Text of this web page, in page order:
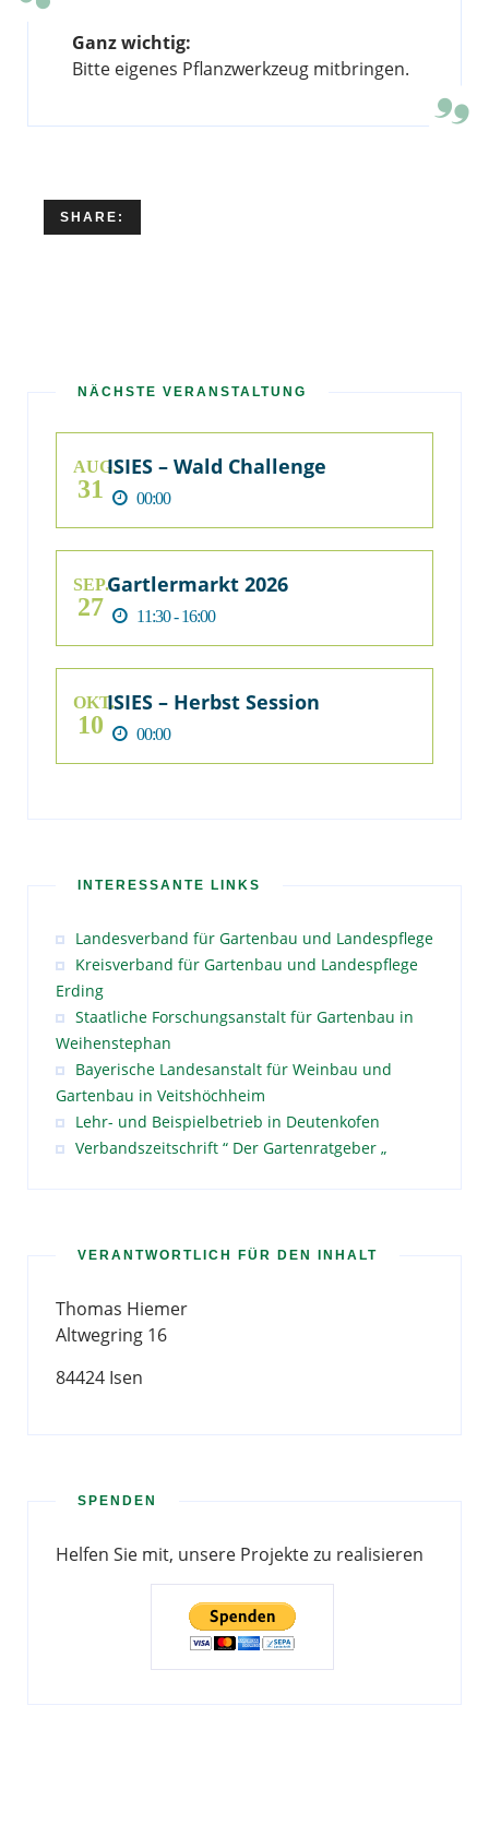
Ganz wichtig:
Bitte eigenes Pflanzwerkzeug mitbringen.
SHARE:
NÄCHSTE VERANSTALTUNG
AUG.
31
ISIES – Wald Challenge
00:00
SEP.
27
Gartlermarkt 2026
11:30 - 16:00
OKT.
10
ISIES – Herbst Session
00:00
INTERESSANTE LINKS
Landesverband für Gartenbau und Landespflege
Kreisverband für Gartenbau und Landespflege
Erding
Staatliche Forschungsanstalt für Gartenbau in
Weihenstephan
Bayerische Landesanstalt für Weinbau und
Gartenbau in Veitshöchheim
Lehr- und Beispielbetrieb in Deutenkofen
Verbandszeitschrift “ Der Gartenratgeber „
VERANTWORTLICH FÜR DEN INHALT
Thomas Hiemer
Altwegring 16
84424 Isen
SPENDEN
Helfen Sie mit, unsere Projekte zu realisieren